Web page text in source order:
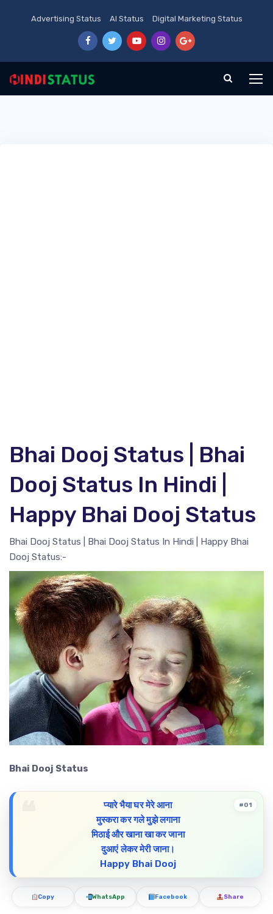
Advertising Status AI Status Digital Marketing Status
Bhai Dooj Status | Bhai
Dooj Status In Hindi |
Happy Bhai Dooj Status
Bhai Dooj Status | Bhai Dooj Status In Hindi | Happy Bhai
Dooj Status:-
Bhai Dooj Status
प्यारे भैया घर मेरे आना
मुस्करा कर गले मुझे लगाना
मिठाई और खाना खा कर जाना
दुआएं लेकर मेरी जाना।
Happy Bhai Dooj
#01
Copy WhatsApp Facebook Share